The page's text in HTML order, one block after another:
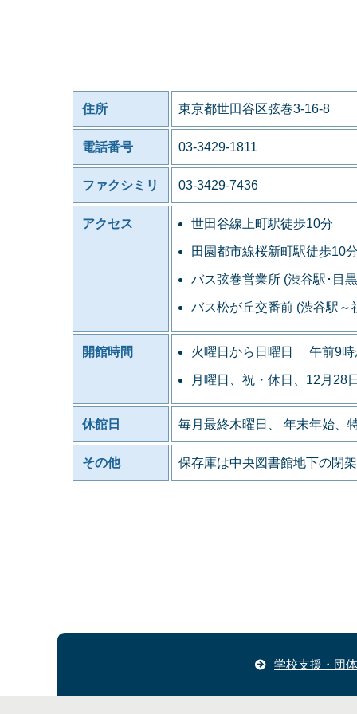
住所 東京都世田谷区弦巻3-16-8
電話番号 03-3429-1811
ファクシミリ 03-3429-7436
アクセス 世田谷線上町駅徒歩10分
田園都市線桜新町駅徒歩10
バス弦巻営業所 (渋谷駅･目
バス松が丘交番前 (渋谷駅
開館時間 火曜日から日曜日 午前9時
月曜日、祝・休日、12月
休館日 毎月最終木曜日、 年末年始、
その他 保存庫は中央図書館地下の閉
学校支援・団